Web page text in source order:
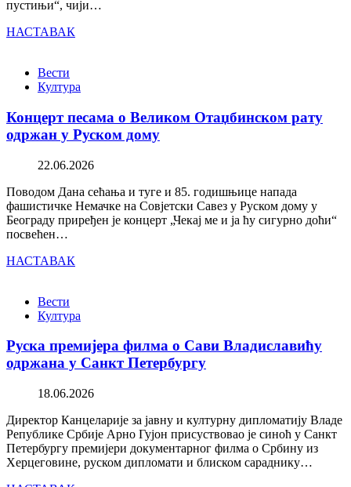
пустињи“, чији…
НАСТАВАК
Вести
Култура
Концерт песама о Великом Отаџбинском рату
одржан у Руском дому
22.06.2026
Поводом Дана сећања и туге и 85. годишњице напада
фашистичке Немачке на Совјетски Савез у Руском дому у
Београду приређен је концерт „Чекај ме и ја ћу сигурно доћи“
посвећен…
НАСТАВАК
Вести
Култура
Руска премијера филма о Сави Владиславићу
одржана у Санкт Петербургу
18.06.2026
Директор Канцеларије за јавну и културну дипломатију Владе
Републике Србије Арно Гујон присуствовао је синоћ у Санкт
Петербургу премијери документарног филма о Србину из
Херцеговине, руском дипломати и блиском сараднику…